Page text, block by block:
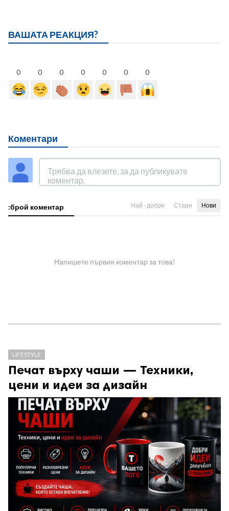
ВАШАТА РЕАКЦИЯ?
0 0 0 0 0 0 0
Коментари
:брой коментар Най - добри Стари Нови
Напишете първия коментар за това!
LIFESTYLE
Печат върху чаши — Техники,
цени и идеи за дизайн